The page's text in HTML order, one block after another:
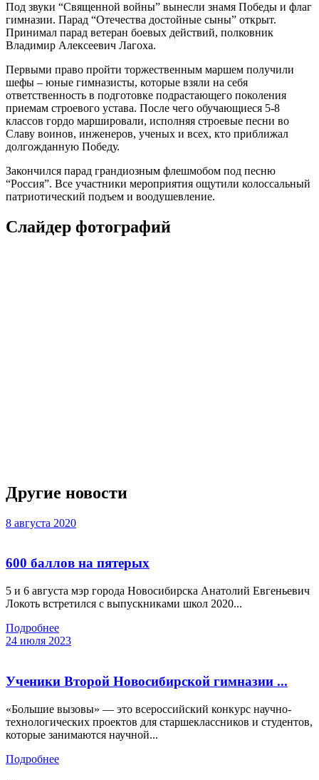
Под звуки “Священной войны” вынесли знамя Победы и флаг
гимназии. Парад “Отечества достойные сыны” открыт.
Принимал парад ветеран боевых действий, полковник
Владимир Алексеевич Лагоха.
Первыми право пройти торжественным маршем получили
шефы – юные гимназисты, которые взяли на себя
ответственность в подготовке подрастающего поколения
приемам строевого устава. После чего обучающиеся 5-8
классов гордо маршировали, исполняя строевые песни во
Славу воинов, инженеров, ученых и всех, кто приближал
долгожданную Победу.
Закончился парад грандиозным флешмобом под песню
“Россия”. Все участники мероприятия ощутили колоссальный
патриотический подъем и воодушевление.
Слайдер фотографий
Другие новости
8 августа 2020
600 баллов на пятерых
5 и 6 августа мэр города Новосибирска Анатолий Евгеньевич
Локоть встретился с выпускниками школ 2020...
Подробнее
24 июля 2023
Ученики Второй Новосибирской гимназии ...
«Большие вызовы» — это всероссийский конкурс научно-
технологических проектов для старшеклассников и студентов,
которые занимаются научной...
Подробнее